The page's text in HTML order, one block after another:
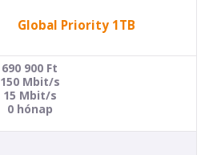
Global Priority 1TB
690 900 Ft
150 Mbit/s
15 Mbit/s
0 hónap